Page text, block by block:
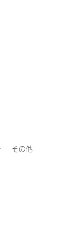
その他